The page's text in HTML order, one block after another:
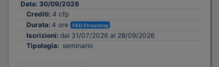
Data: 30/09/2026
Crediti: 4 cfp
Durata: 4 ore FAD Streaming
Iscrizioni: dal 31/07/2026 al 28/09/2026
Tipologia: seminario